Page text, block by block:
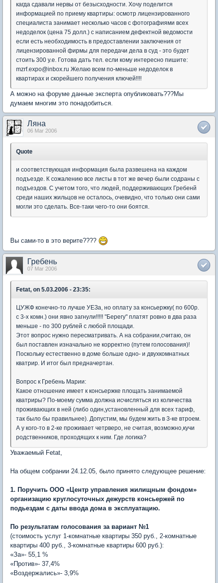
кагда сдавали нервы от безысходности. Хочу поделится
информацией по приему квартиры: осмотр лицензированного
специалиста занимает несколько часов с фотографиями всех
недоделок (цена 75 долл.) с написанием дефектной ведомости
если есть необходимость в предоставлении заключения от
лицензированной фирмы для передачи дела в суд - это будет
стоить 300 у.е. Готова дать тел. если кому интересно пишите:
mzrf.expo@inbox.ru Желаю всем по-меньше недоделок в
квартирах и скорейшего получения ключей!!!!
А можно на форуме данные эксперта опубликовать???Мы
думаем многим это понадобиться.
Ляна
06 Mar 2006
Quote
и соответствующая информация была развешена на каждом
подъезде. К сожалению все листы в тот же вечер были содраны с
подъездов. С учетом того, что людей, поддерживающих Гребенй
среди наших жильцов не осталось, очевидно, что только они сами
могли это сделать. Все-таки чего-то они боятся.
Вы сами-то в это верите????
Гребень
07 Mar 2006
Fetat, on 5.03.2006 - 23:35:
ЦУЖФ конечно-то лучше УЕЗа, но оплату за консьержку( по 600р.
с 3-х комн.) они явно загнули!!!!! "Берегу" платят ровно в два раза
меньше - по 300 рублей с любой площади.
Этот вопрос нужно пересматривать. А на собрании,считаю, он
был поставлен изначально не корректно (путем голосования)!
Поскольку естественно в доме больше одно- и двухкомнатных
кватрир. И итог был предначертан.
Вопрос к Гребень Марии:
Какое отношение имеет к консьержке площать занимаемой
кватриры? По-моему сумма должна исчисляться из количества
проживающих в ней (либо один,установленный для всех тариф,
так было бы правильнее). Допустим, мы будем жить в 3-ке втроем.
А у кого-то в 2-ке проживает четрверо, не считая, возможно,кучи
родственников, проходящих к ним. Где логика?
Уважаемый Fetat,
На общем собрании 24.12.05, было принято следующее решение:
1. Поручить ООО «Центр управления жилищным фондом»
организацию круглосуточных дежурств консьержей по
подьездам с даты ввода дома в эксплуатацию.
По результатам голосования за вариант №1
(стоимость услуг 1-комнатные квартиры 350 руб., 2-комнатные
квартиры 400 руб., 3-комнатные квартиры 600 руб.):
«За»- 55,1 %
«Против»- 37,4%
«Воздержались»- 3,9%